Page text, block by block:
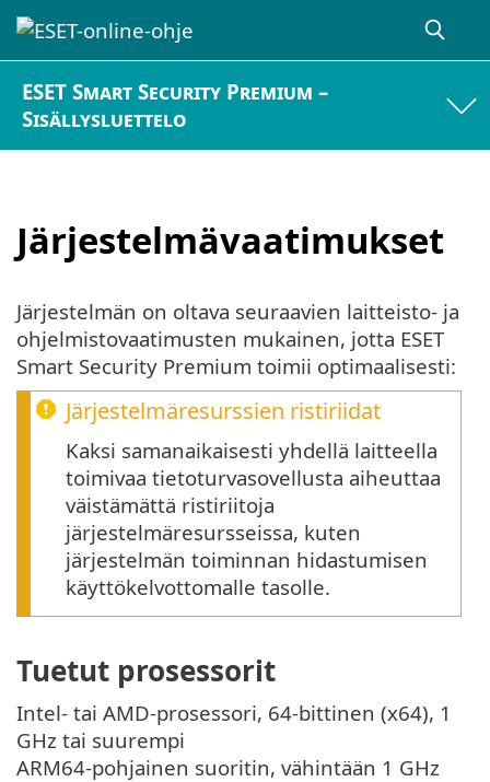
ESET Smart Security Premium –
Sisällysluettelo
Järjestelmävaatimukset
Järjestelmän on oltava seuraavien laitteisto- ja
ohjelmistovaatimusten mukainen, jotta ESET
Smart Security Premium toimii optimaalisesti:
Järjestelmäresurssien ristiriidat
Kaksi samanaikaisesti yhdellä laitteella
toimivaa tietoturvasovellusta aiheuttaa
väistämättä ristiriitoja
järjestelmäresursseissa, kuten
järjestelmän toiminnan hidastumisen
käyttökelvottomalle tasolle.
Tuetut prosessorit
Intel- tai AMD-prosessori, 64-bittinen (x64), 1
GHz tai suurempi
ARM64-pohjainen suoritin, vähintään 1 GHz